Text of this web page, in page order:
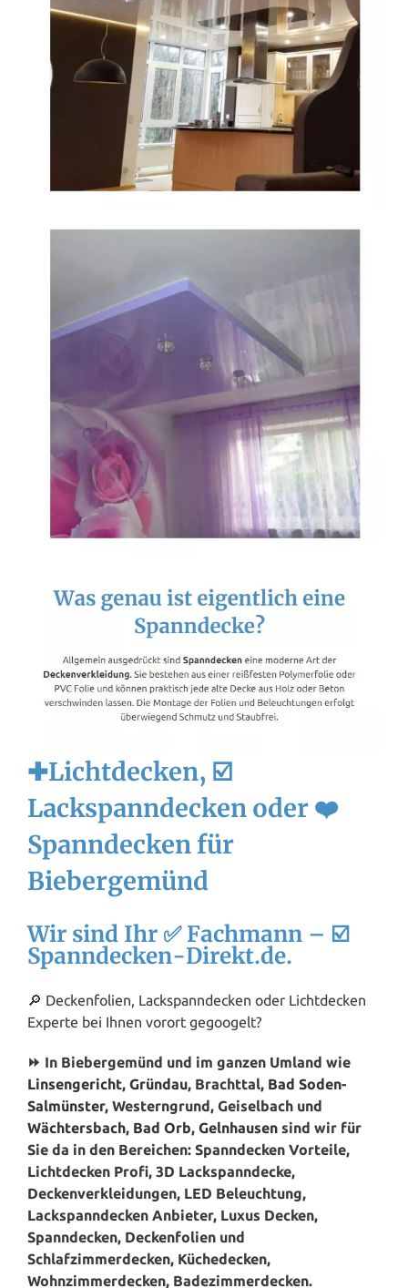
✚Lichtdecken, ☑️
Lackspanndecken oder ❤️
Spanndecken für
Biebergemünd
Wir sind Ihr ✅ Fachmann – ☑️
Spanndecken-Direkt.de.
🔎 Deckenfolien, Lackspanndecken oder Lichtdecken
Experte bei Ihnen vorort gegoogelt?
⏩ In Biebergemünd und im ganzen Umland wie
Linsengericht, Gründau, Brachttal, Bad Soden-
Salmünster, Westerngrund, Geiselbach und
Wächtersbach, Bad Orb, Gelnhausen sind wir für
Sie da in den Bereichen: Spanndecken Vorteile,
Lichtdecken Profi, 3D Lackspanndecke,
Deckenverkleidungen, LED Beleuchtung,
Lackspanndecken Anbieter, Luxus Decken,
Spanndecken, Deckenfolien und
Schlafzimmerdecken, Küchedecken,
Wohnzimmerdecken, Badezimmerdecken.